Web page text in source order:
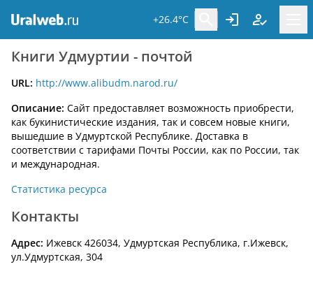
+26.4°C
Книги Удмуртии - почтой
URL: http://www.alibudm.narod.ru/
Описание: Сайт предоставляет возможность приобрести,
как букинистические издания, так и совсем новые книги,
вышедшие в Удмуртской Республике. Доставка в
соответствии с тарифами Почты России, как по России, так
и международная.
Статистика ресурса
Контакты
Адрес: Ижевск 426034, Удмуртская Республика, г.Ижевск,
ул.Удмуртская, 304